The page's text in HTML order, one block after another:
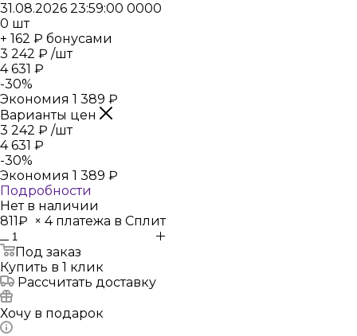
31.08.2026 23:59:00 0000
0 шт
+ 162 ₽ бонусами
3 242 ₽ /шт
4 631 ₽
-30%
Экономия 1 389 ₽
Варианты цен
3 242 ₽ /шт
4 631 ₽
-30%
Экономия 1 389 ₽
Подробности
Нет в наличии
811₽ × 4 платежа в Сплит
Под заказ
Купить в 1 клик
Рассчитать доставку
Хочу в подарок